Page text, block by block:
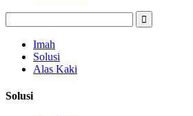
Imah
Solusi
Alas Kaki
Solusi